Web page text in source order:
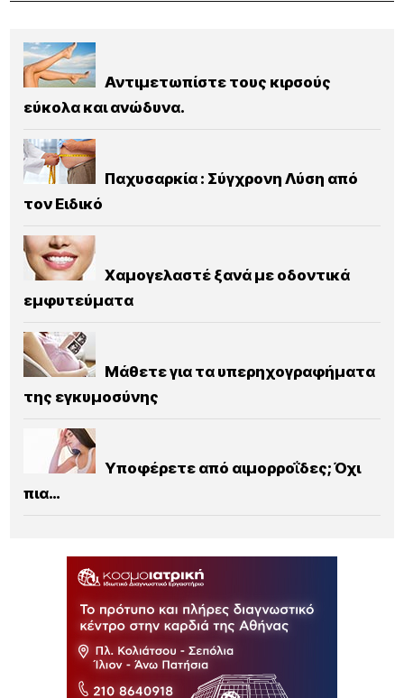
Αντιμετωπίστε τους κιρσούς
εύκολα και ανώδυνα.
Παχυσαρκία : Σύγχρονη Λύση από
τον Ειδικό
Χαμογελαστέ ξανά με οδοντικά
εμφυτεύματα
Μάθετε για τα υπερηχογραφήματα
της εγκυμοσύνης
Υποφέρετε από αιμορροΐδες; Όχι
πια…